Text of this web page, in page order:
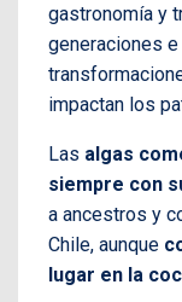
gastronomía y
generaciones
impactan los
Las algas
siempre con
a ancestros y
Chile, aunque
lugar en la